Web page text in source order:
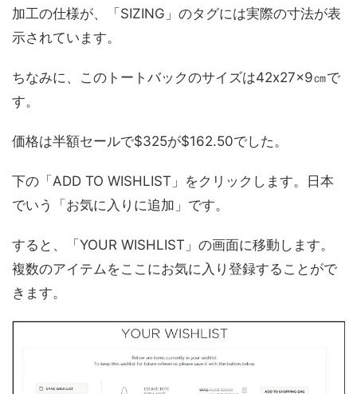
加工の仕様が、「SIZING」のタグには実際の寸法が表
示されています。
ちなみに、このトートバックのサイズは42x27x9㎝で
す。
価格は半額セールで$325が$162.50でした。
下の「ADD TO WISHLIST」をクリックします。日本
でいう「お気に入りに追加」です。
すると、「YOUR WISHLIST」の画面に移動します。
複数のアイテムをここにお気に入り登録することがで
きます。